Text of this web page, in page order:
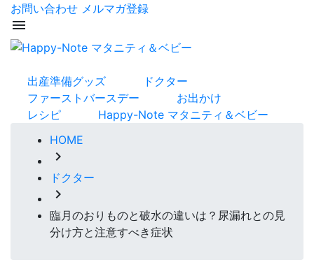
お問い合わせ メルマガ登録
menu
出産準備グッズ
ドクター
ファーストバースデー
お出かけ
レシピ
Happy-Note マタニティ＆ベビー
HOME
chevron_right
ドクター
chevron_right
臨月のおりものと破水の違いは？尿漏れとの見
分け方と注意すべき症状